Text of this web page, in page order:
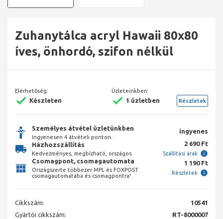
Zuhanytálca acryl Hawaii 80x80
íves, önhordó, szifon nélkül
Elérhetőség:
Készleten
Üzleteinkben:
1 üzletben Részletek
Személyes átvétel üzletünkben
Ingyenesen 4 átvételi ponton.
ingyenes
Házhozszállítás
Kedvezményes, megbízható, országos.
2 690 Ft
Szállítási árak
Csomagpont, csomagautomata
Országszerte többezer MPL és FOXPOST
csomagautomatába és csomagpontra!
1 190 Ft
Részletek
Cikkszám:
10541
Gyártói cikkszám:
RT-8000007